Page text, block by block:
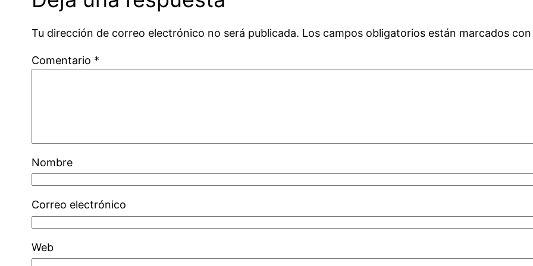
Tu dirección de correo electrónico no será publicada. Los campos obligatorios están marcados
Comentario *
Nombre
Correo electrónico
Web